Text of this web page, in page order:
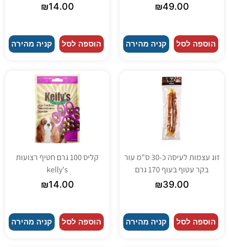
₪49.00
הוספה לסל קניה מהירה
₪14.00
הוספה לסל קניה מהירה
זוג עצמות לעיסה כ-30 ס"מ עור
בקר עטוף בעוף 170 גרם
₪39.00
הוספה לסל קניה מהירה
קליס 100 גרם חטיף רצועות
kelly's
₪14.00
הוספה לסל קניה מהירה